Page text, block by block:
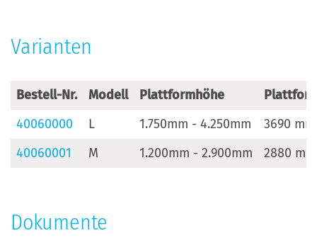
Varianten
Bestell-Nr. Modell Plattformhöhe
40060000
L 1.750mm - 4.250mm
3690 mm
40060001
M 1.200mm - 2.900mm 2880 mm
Dokumente